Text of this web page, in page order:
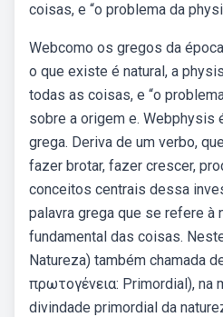
coisas, e “o problema da
Webcomo os gregos da
o que existe é natural, a
todas as coisas, e “o
sobre a origem e. Webphysis
grega. Deriva de um verbo,
fazer brotar, fazer crescer,
conceitos centrais dessa
palavra grega que se refere à
fundamental das coisas.
Natureza) também chamada
πρωτογένεια: Primordial), na
divindade primordial da